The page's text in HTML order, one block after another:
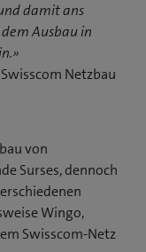
damit ans
Ausbau in
Netzbau
von
Surses, dennoch
Wingo,
Swisscom-Netz